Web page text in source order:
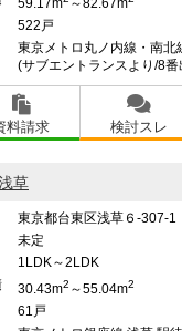
59.17m ～82.67m
522戸
東京メトロ丸ノ内線・南北
(サブエントランスより/8
料請求 検討スレ
草
東京都台東区浅草６-307-1
未定
1LDK～2LDK
30.43m2 ～55.04m2
61戸